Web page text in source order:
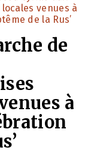
de
à